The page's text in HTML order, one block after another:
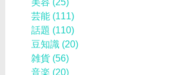
美容 (25)
芸能 (111)
話題 (110)
豆知識 (20)
雑貨 (56)
音楽 (20)